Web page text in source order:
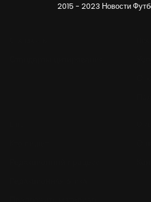
2015 - 2023 Новости